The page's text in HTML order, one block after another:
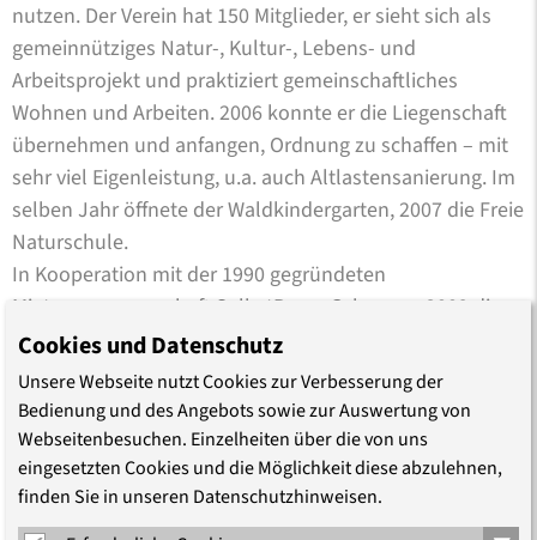
nutzen. Der Verein hat 150 Mitglieder, er sieht sich als
gemeinnütziges Natur-, Kultur-, Lebens- und
Arbeitsprojekt und praktiziert gemeinschaftliches
Wohnen und Arbeiten. 2006 konnte er die Liegenschaft
übernehmen und anfangen, Ordnung zu schaffen – mit
sehr viel Eigenleistung, u.a. auch Altlastensanierung. Im
selben Jahr öffnete der Waldkindergarten, 2007 die Freie
Naturschule.
In Kooperation mit der 1990 gegründeten
Mietergenossenschaft SelbstBau e.G. begann 2009 die
Sanierung mehrerer Gebäude, der Idee des
selbstbestimmten und bezahlbaren Wohnens folgend.
Im ehemaligen Gutshaus und im Kurhaus entstanden 27
Wohnungen. Die Steinscheune bietet Wohnungen,
Gewerbe-, Ausstellungs- und Seminarräume und das
Café Traktorista mit einer Dauerausstellung über das
Stadtgut.
Cookies und Datenschutz
Unsere Webseite nutzt Cookies zur Verbesserung der
Bedienung und des Angebots sowie zur Auswertung von
Webseitenbesuchen. Einzelheiten über die von uns
eingesetzten Cookies und die Möglichkeit diese abzulehnen,
finden Sie in unseren Datenschutzhinweisen.